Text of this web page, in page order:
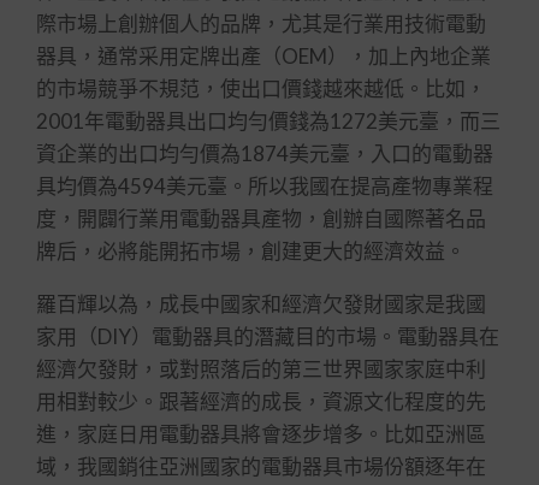
際市場上創辦個人的品牌，尤其是行業用技術電動
器具，通常采用定牌出產（OEM），加上內地企業
的市場競爭不規范，使出口價錢越來越低。比如，
2001年電動器具出口均勻價錢為1272美元臺，而三
資企業的出口均勻價為1874美元臺，入口的電動器
具均價為4594美元臺。所以我國在提高產物專業程
度，開闢行業用電動器具產物，創辦自國際著名品
牌后，必將能開拓市場，創建更大的經濟效益。
羅百輝以為，成長中國家和經濟欠發財國家是我國
家用（DIY）電動器具的潛藏目的市場。電動器具在
經濟欠發財，或對照落后的第三世界國家家庭中利
用相對較少。跟著經濟的成長，資源文化程度的先
進，家庭日用電動器具將會逐步增多。比如亞洲區
域，我國銷往亞洲國家的電動器具市場份額逐年在